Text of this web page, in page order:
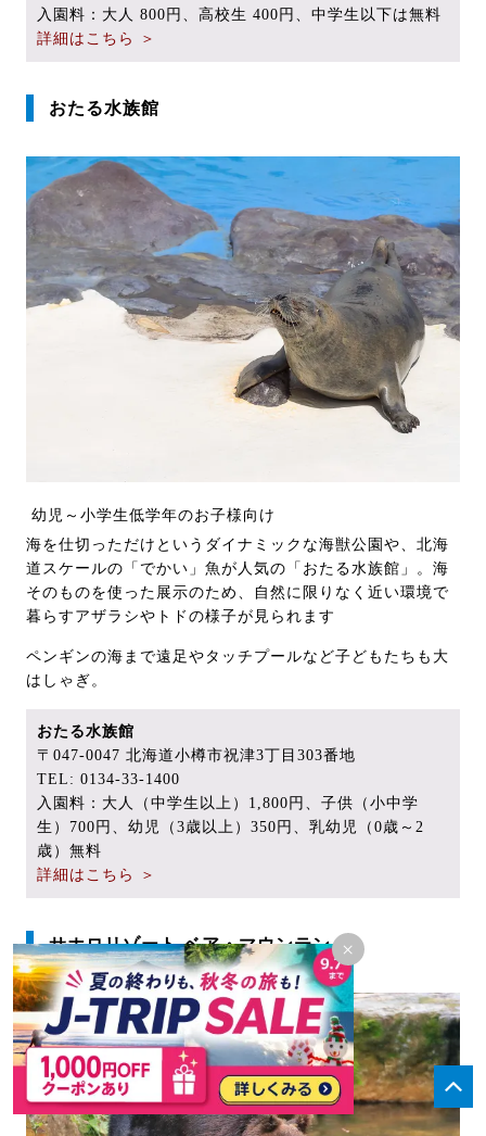
×
入園料：大人 800円、高校生 400円、中学生以下は無料
詳細はこちら ＞
おたる水族館
幼児～小学生低学年のお子様向け
海を仕切っただけというダイナミックな海獣公園や、北海
道スケールの「でかい」魚が人気の「おたる水族館」。海
そのものを使った展示のため、自然に限りなく近い環境で
暮らすアザラシやトドの様子が見られます
ペンギンの海まで遠足やタッチプールなど子どもたちも大
はしゃぎ。
おたる水族館
〒047-0047 北海道小樽市祝津3丁目303番地
TEL: 0134-33-1400
入園料：大人（中学生以上）1,800円、子供（小中学
生）700円、幼児（3歳以上）350円、乳幼児（0歳～2
歳）無料
詳細はこちら ＞
サホロリゾート ベア・マウンテン